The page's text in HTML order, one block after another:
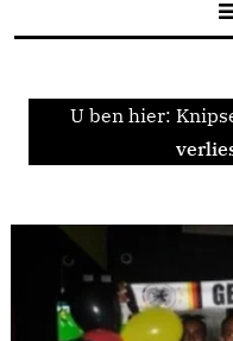
U ben hier: